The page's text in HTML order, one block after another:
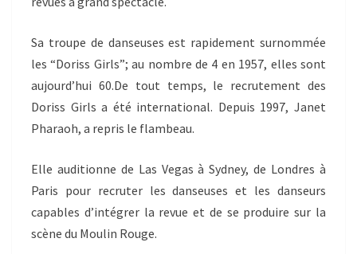
Sa troupe de danseuses est rapidement surnommée
les “Doriss Girls”; au nombre de 4 en 1957, elles sont
aujourd’hui 60.De tout temps, le recrutement des
Doriss Girls a été international. Depuis 1997, Janet
Pharaoh, a repris le flambeau.
Elle auditionne de Las Vegas à Sydney, de Londres à
Paris pour recruter les danseuses et les danseurs
capables d’intégrer la revue et de se produire sur la
scène du Moulin Rouge.